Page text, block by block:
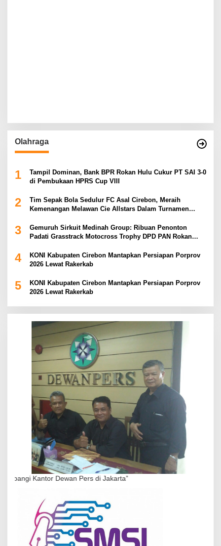
Olahraga
1
Tampil Dominan, Bank BPR Rokan Hulu Cukur PT SAI 3-0
di Pembukaan HPRS Cup VIII
2
Tim Sepak Bola Sedulur FC Asal Cirebon, Meraih
Kemenangan Melawan Cie Allstars Dalam Turnamen
3
Gemuruh Sirkuit Medinah Group: Ribuan Penonton
Padati Grasstrack Motocross Trophy DPD PAN Rokan
4
KONI Kabupaten Cirebon Mantapkan Persiapan Porprov
2026 Lewat Rakerkab
5
KONI Kabupaten Cirebon Mantapkan Persiapan Porprov
2026 Lewat Rakerkab
Dewan Pers di Jakarta”